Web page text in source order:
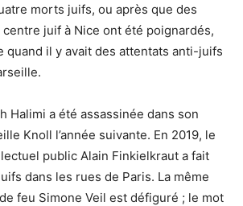
morts juifs, ou après que des
juif à Nice ont été poignardés,
quand il y avait des attentats anti-juifs
Halimi a été assassinée dans son
Knoll l’année suivante. En 2019, le
public Alain Finkielkraut a fait
dans les rues de Paris. La même
feu Simone Veil est défiguré ; le mot